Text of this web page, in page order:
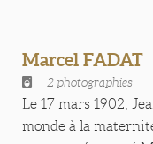
Marcel FADAT
2 photographies
Le 17 mars 1902,
monde à la